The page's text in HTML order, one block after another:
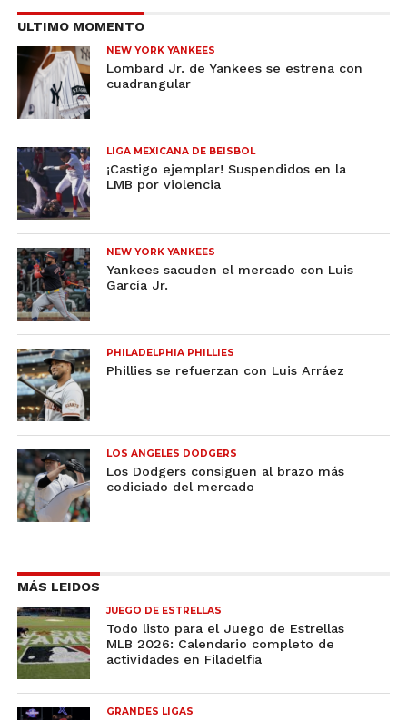
ULTIMO MOMENTO
NEW YORK YANKEES
Lombard Jr. de Yankees se estrena con
cuadrangular
LIGA MEXICANA DE BEISBOL
¡Castigo ejemplar! Suspendidos en la
LMB por violencia
NEW YORK YANKEES
Yankees sacuden el mercado con Luis
García Jr.
PHILADELPHIA PHILLIES
Phillies se refuerzan con Luis Arráez
LOS ANGELES DODGERS
Los Dodgers consiguen al brazo más
codiciado del mercado
MÁS LEIDOS
JUEGO DE ESTRELLAS
Todo listo para el Juego de Estrellas
MLB 2026: Calendario completo de
actividades en Filadelfia
GRANDES LIGAS